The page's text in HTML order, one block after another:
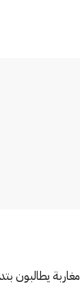
مغاربة يطالبون